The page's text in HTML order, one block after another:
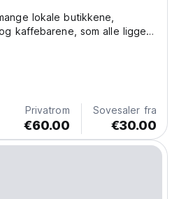
lokale butikkene,
kaffebarene, som alle ligger
Privatrom
€60.00
Sovesaler fra
€30.00